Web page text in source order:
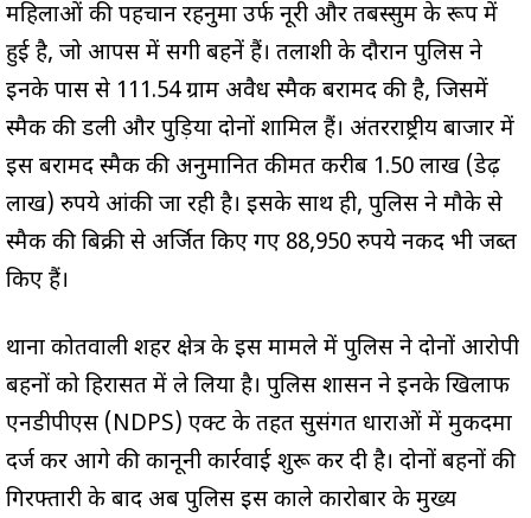
महिलाओं की पहचान रहनुमा उर्फ नूरी और तबस्सुम के रूप में
हुई है, जो आपस में सगी बहनें हैं। तलाशी के दौरान पुलिस ने
इनके पास से 111.54 ग्राम अवैध स्मैक बरामद की है, जिसमें
स्मैक की डली और पुड़िया दोनों शामिल हैं। अंतरराष्ट्रीय बाजार में
इस बरामद स्मैक की अनुमानित कीमत करीब 1.50 लाख (डेढ़
लाख) रुपये आंकी जा रही है। इसके साथ ही, पुलिस ने मौके से
स्मैक की बिक्री से अर्जित किए गए 88,950 रुपये नकद भी जब्त
किए हैं।
थाना कोतवाली शहर क्षेत्र के इस मामले में पुलिस ने दोनों आरोपी
बहनों को हिरासत में ले लिया है। पुलिस प्रशासन ने इनके खिलाफ
एनडीपीएस (NDPS) एक्ट के तहत सुसंगत धाराओं में मुकदमा
दर्ज कर आगे की कानूनी कार्रवाई शुरू कर दी है। दोनों बहनों की
गिरफ्तारी के बाद अब पुलिस इस काले कारोबार के मुख्य